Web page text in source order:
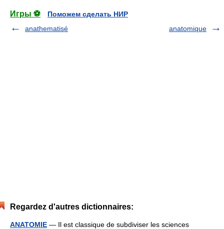
Игры ⚽
Поможем сделать НИР
anathematisé
anatomique
Regardez d'autres dictionnaires:
ANATOMIE — Il est classique de subdiviser les sciences